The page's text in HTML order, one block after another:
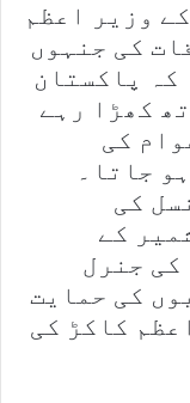
وزیر اعظم
کی جنہوں
کہ پاکستان
کھڑا رہے
کی
جاتا۔
کی
کے
کی جنرل
کی حمایت
کاکڑ کی